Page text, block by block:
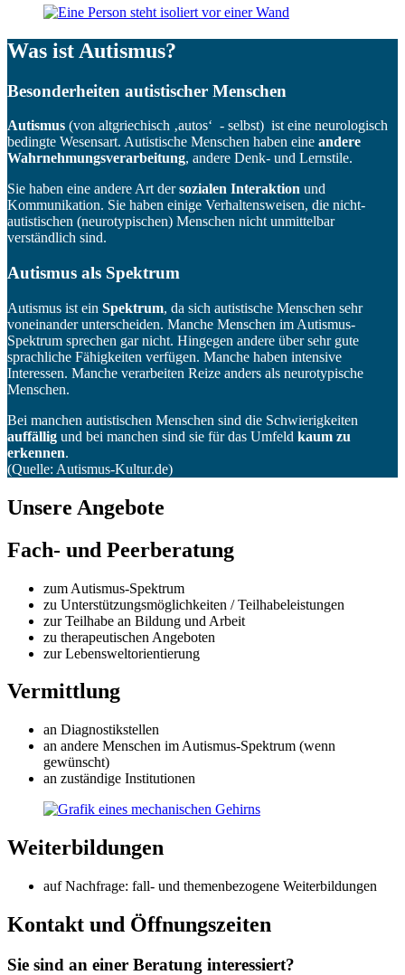
Was ist Autismus?
Besonderheiten autistischer Menschen
Autismus (von altgriechisch ‚autos‘ - selbst) ist eine neurologisch
bedingte Wesensart. Autistische Menschen haben eine andere
Wahrnehmungsverarbeitung, andere Denk- und Lernstile.
Sie haben eine andere Art dersozialen Interaktion und
Kommunikation. Sie haben einige Verhaltensweisen, die nicht-
autistischen (neurotypischen) Menschen nicht unmittelbar
verständlich sind.
Autismus als Spektrum
Autismus ist ein Spektrum, da sich autistische Menschen sehr
voneinander unterscheiden. Manche Menschen im Autismus-
Spektrum sprechen gar nicht. Hingegen andere über sehr gute
sprachliche Fähigkeiten verfügen. Manche haben intensive
Interessen. Manche verarbeiten Reize anders als neurotypische
Menschen.
Bei manchen autistischen Menschen sind die Schwierigkeiten
auffällig und bei manchen sind sie für das Umfeld kaum zu
erkennen.
(Quelle: Autismus-Kultur.de)
Unsere Angebote
Fach- und Peerberatung
zum Autismus-Spektrum
zu Unterstützungsmöglichkeiten / Teilhabeleistungen
zur Teilhabe an Bildung und Arbeit
zu therapeutischen Angeboten
zur Lebensweltorientierung
Vermittlung
an Diagnostikstellen
an andere Menschen im Autismus-Spektrum (wenn
gewünscht)
an zuständige Institutionen
Weiterbildungen
auf Nachfrage: fall- und themenbezogene Weiterbildungen
Kontakt und Öffnungszeiten
Sie sind an einer Beratung interessiert?